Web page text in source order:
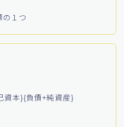
１つ
資本}{負債+純資産}